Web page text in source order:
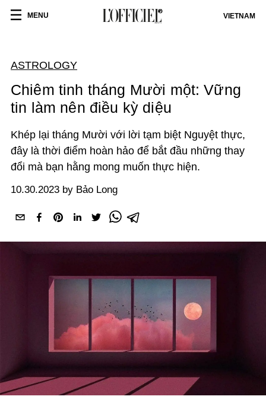
MENU VIETNAM
ASTROLOGY
Chiêm tinh tháng Mười một: Vững
tin làm nên điều kỳ diệu
Khép lại tháng Mười với lời tạm biệt Nguyệt thực,
đây là thời điểm hoàn hảo để bắt đầu những thay
đổi mà bạn hằng mong muốn thực hiện.
10.30.2023 by Bảo Long